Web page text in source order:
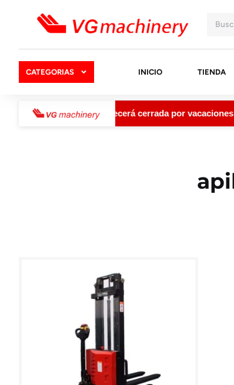
CATEGORIAS INICIO TIENDA
VGMachinery permanecerá cerrada por vacaciones